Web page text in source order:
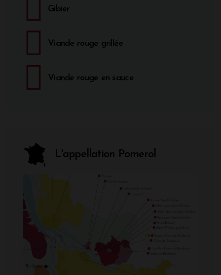
Gibier
Viande rouge grillée
Viande rouge en sauce
L'appellation Pomerol